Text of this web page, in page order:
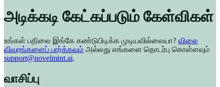
அடிக்கடி கேட்கப்படும் கேள்விகள்
உங்கள் பதிலை இங்கே கண்டுபிடிக்க முடியவில்லையா? விலை
விவரங்களைப் பார்க்கவும் அல்லது எங்களை தொடர்பு கொள்ளவும்
support@novelmint.ai.
வாசிப்பு